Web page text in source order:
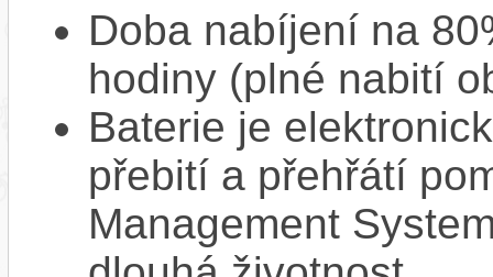
Doba nabíjení na
hodiny (plné nabití
Baterie je
přebití a přehřátí
Management